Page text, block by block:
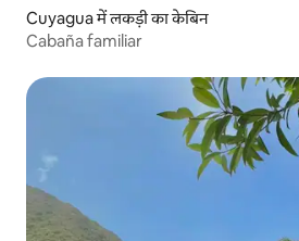
Cuyagua में लकड़ी का केबिन
Cabaña familiar